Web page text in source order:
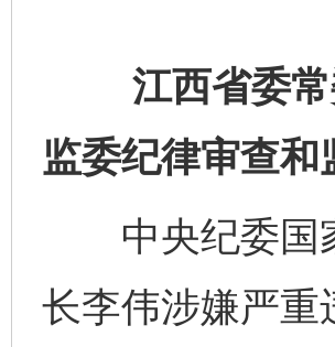
江西省委常
监委纪律审查和
中央纪委国家
长李伟涉嫌严重